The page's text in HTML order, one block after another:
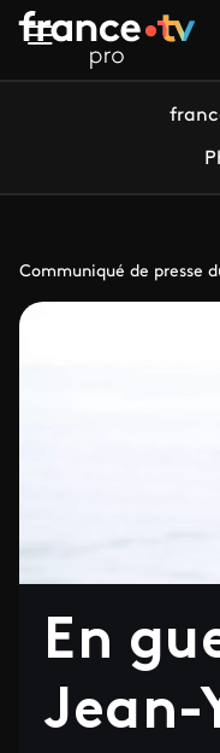
Aller au contenu
Communiqué de presse
En
Jean-